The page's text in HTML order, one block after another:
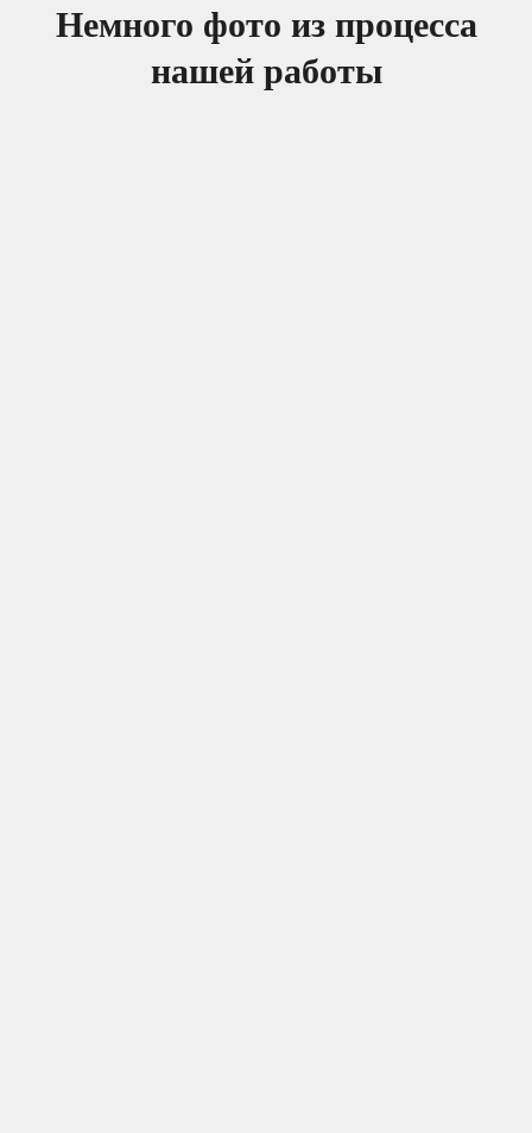
Немного фото из процесса
нашей работы